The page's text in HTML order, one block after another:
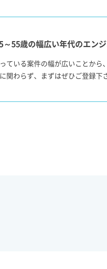
～55歳の幅広い年代のエン
ている案件の幅が広いことか
関わらず、まずはぜひご登録下